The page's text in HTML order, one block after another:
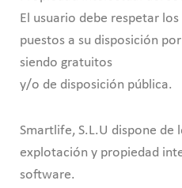
El usuario debe respetar
puestos a su disposición
siendo gratuitos
y/o de disposición pública.
Smartlife, S.L.U dispone de
explotación y propiedad
software.